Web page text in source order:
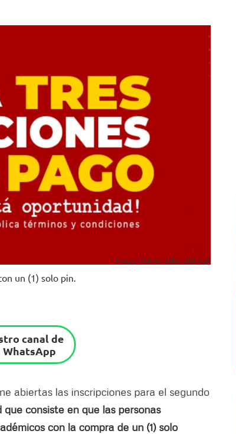
Imagen: Universidad Distrital.
un (1) solo pin.
canal de
abiertas las inscripciones para el segundo
consiste en que las personas
con la compra de un (1) solo